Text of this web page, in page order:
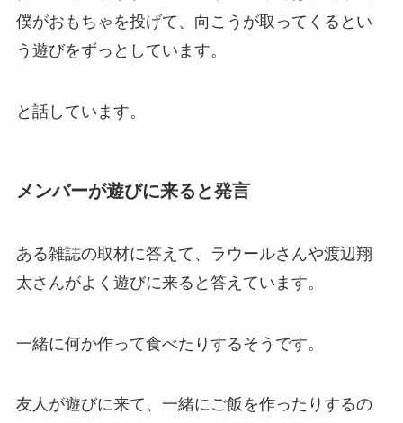
僕がおもちゃを投げて、向こうが取ってくるとい
う遊びをずっとしています。
と話しています。
メンバーが遊びに来ると発言
ある雑誌の取材に答えて、ラウールさんや渡辺翔
太さんがよく遊びに来ると答えています。
一緒に何か作って食べたりするそうです。
友人が遊びに来て、一緒にご飯を作ったりするの